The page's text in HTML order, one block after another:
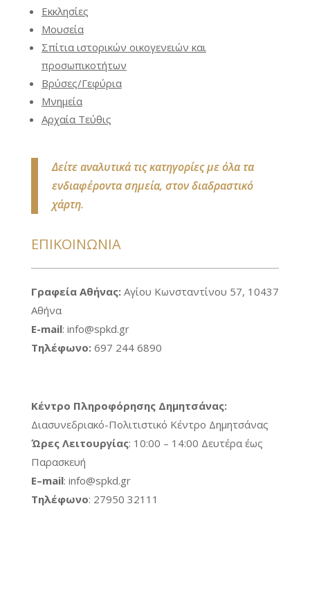
Εκκλησίες
Μουσεία
Σπίτια ιστορικών οικογενειών και
προσωπικοτήτων
Βρύσες/Γεφύρια
Μνημεία
Αρχαία Τεύθις
Δείτε αναλυτικά τις κατηγορίες με όλα τα
ενδιαφέροντα σημεία, στον διαδραστικό
χάρτη.
ΕΠΙΚΟΙΝΩΝΊΑ
Γραφεία Αθήνας:Αγίου Κωνσταντίνου 57, 10437
Αθήνα
E-mail: info@spkd.gr
Τηλέφωνο: 697 244 6890
Κέντρο Πληροφόρησης Δημητσάνας:
Διασυνεδριακό-Πολιτιστικό Κέντρο Δημητσάνας
Ώρες Λειτουργίας: 10:00 – 14:00 Δευτέρα έως
Παρασκευή
E–mail: info@spkd.gr
Τηλέφωνο: 27950 32111